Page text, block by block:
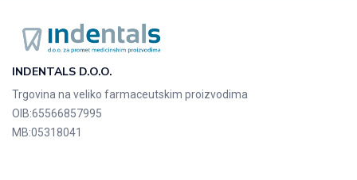
INDENTALS D.O.O.
Trgovina na veliko farmaceutskim proizvodima
OIB:65566857995
MB:05318041